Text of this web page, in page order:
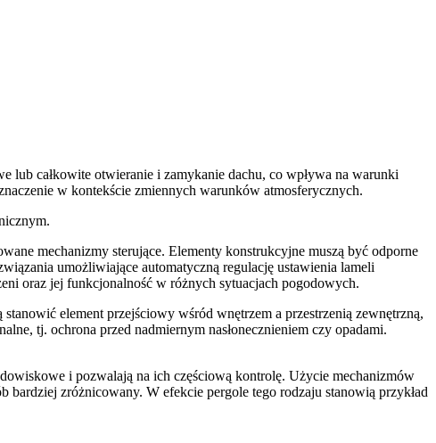
lub całkowite otwieranie i zamykanie dachu, co wpływa na warunki
w kontekście zmiennych warunków atmosferycznych.
mechanizmy sterujące. Elementy konstrukcyjne muszą być odporne
umożliwiające automatyczną regulację ustawienia lameli
oraz jej funkcjonalność w różnych sytuacjach pogodowych.
element przejściowy wśród wnętrzem a przestrzenią zewnętrzną,
tj. ochrona przed nadmiernym nasłonecznieniem czy opadami.
i pozwalają na ich częściową kontrolę. Użycie mechanizmów
zróżnicowany. W efekcie pergole tego rodzaju stanowią przykład